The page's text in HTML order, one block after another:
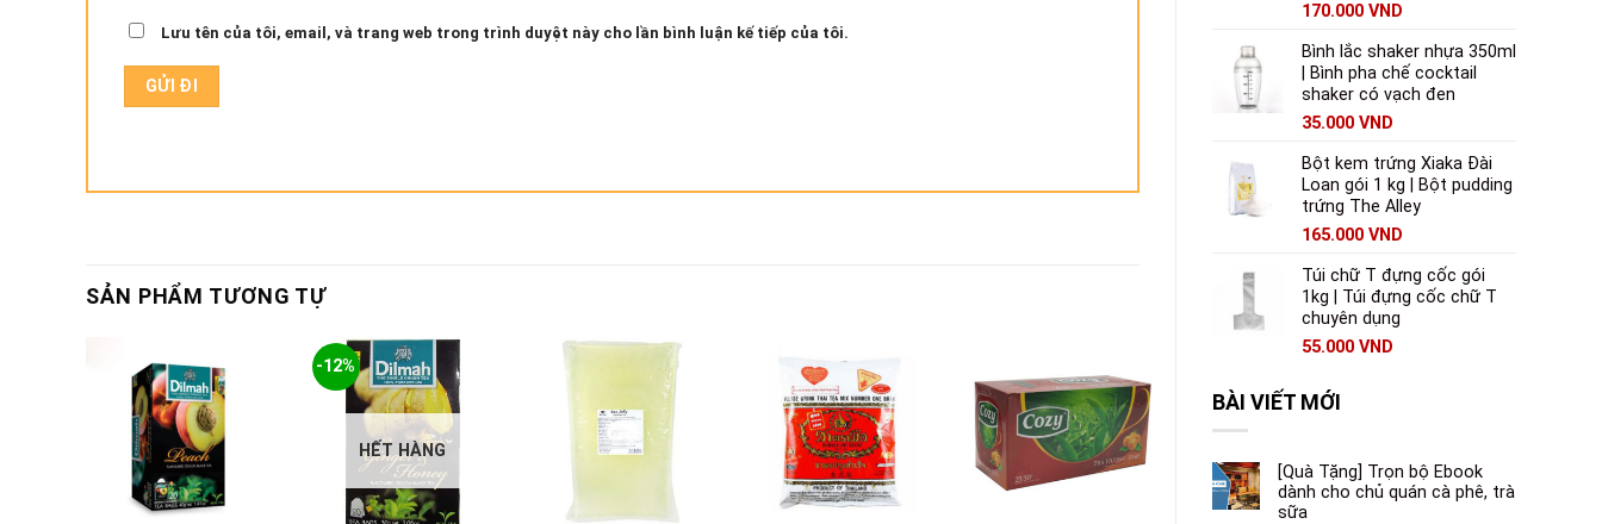
170.000 VND
Bình lắc shaker nhựa 350ml
| Bình pha chế cocktail
shaker có vạch đen
35.000 VND
Bột kem trứng Xiaka Đài
Loan gói 1 kg | Bột pudding
trứng The Alley
165.000 VND
Túi chữ T đựng cốc gói
1kg | Túi đựng cốc chữ T
chuyên dụng
55.000 VND
BÀI VIẾT MỚI
[Quà Tặng] Trọn bộ Ebook
dành cho chủ quán cà phê, trà
sữa
Lưu tên của tôi, email, và trang web trong trình duyệt này cho lần bình luận kế tiếp của tôi.
SẢN PHẨM TƯƠNG TỰ
-12%
HẾT HÀNG